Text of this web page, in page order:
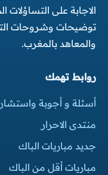
الاجابة على التساؤلات
توضيحات وشروحات
والمعاهد بالمغرب.
روابط تهمك
أسئلة و أجوبة
منتدى الاحرار
جديد مباريات الباك
مباريات أقل من الباك